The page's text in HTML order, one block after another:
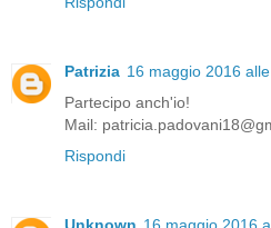
Patrizia 16 maggio 2016
Partecipo anch'io!
Mail:
Rispondi